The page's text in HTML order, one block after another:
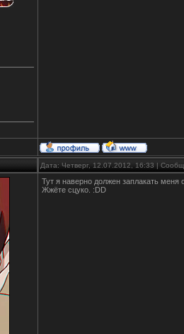
Дата: Четверг, 12.07.2012, 16:33 |
Тут я наверно должен заплакать меня
Жжёте сцуко. :DD